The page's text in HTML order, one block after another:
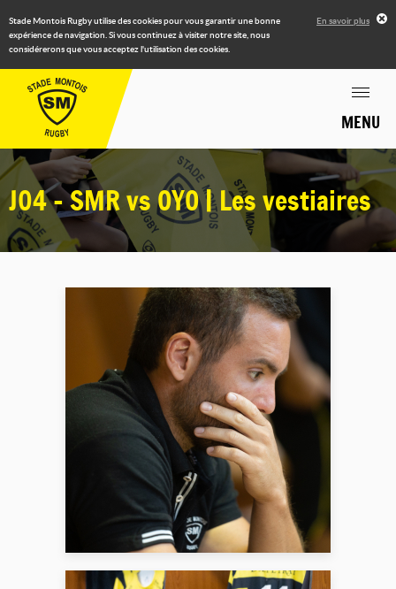
Stade Montois Rugby utilise des cookies pour vous garantir une bonne
expérience de navigation. Si vous continuez à visiter notre site, nous
considérerons que vous acceptez l'utilisation des cookies.
En savoir plus
MENU
J04 - SMR vs OYO | Les vestiaires